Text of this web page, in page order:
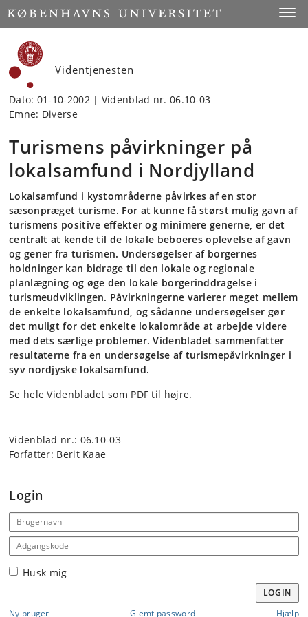
Start
Videntjenesten
Dato: 01-10-2002 | Videnblad nr. 06.10-03
Emne: Diverse
Turismens påvirkninger på
lokalsamfund i Nordjylland
Lokalsamfund i kystområderne påvirkes af en stor
sæsonpræget turisme. For at kunne få størst mulig gavn af
turismens positive effekter og minimere generne, er det
centralt at kende til de lokale beboeres oplevelse af gavn
og gener fra turismen. Undersøgelser af borgernes
holdninger kan bidrage til den lokale og regionale
planlægning og øge den lokale borgerinddragelse i
turismeudviklingen. Påvirkningerne varierer meget mellem
de enkelte lokalsamfund, og sådanne undersøgelser gør
det muligt for det enkelte lokalområde at arbejde videre
med dets særlige problemer. Videnbladet sammenfatter
resultaterne fra en undersøgelse af turismepåvirkninger i
syv nordjyske lokalsamfund.
Se hele Videnbladet som PDF til højre.
Videnblad nr.: 06.10-03
Forfatter: Berit Kaae
Login
Email address
Adgangskode
Husk mig
LOGIN
Ny bruger
Glemt password Hjælp